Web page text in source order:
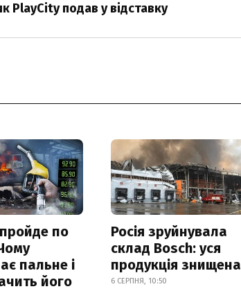
PlayCity подав у відставку
по
пальне і
його
Росія зруйнувала
склад Bosch: уся
продукція знищена
6 СЕРПНЯ, 10:50